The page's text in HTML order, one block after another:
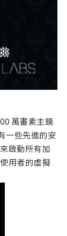
萬畫素主鏡
一些先進的安
啟動所有加
用者的虛擬